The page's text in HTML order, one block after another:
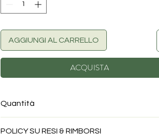
AGGIUNGI AL CARRELLO
ACQUISTA
Quantità
POLICY SU RESI & RIMBORSI